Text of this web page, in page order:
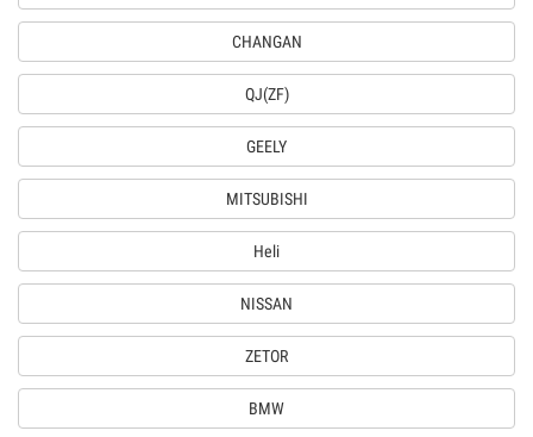
CHANGAN
QJ(ZF)
GEELY
MITSUBISHI
Heli
NISSAN
ZETOR
BMW